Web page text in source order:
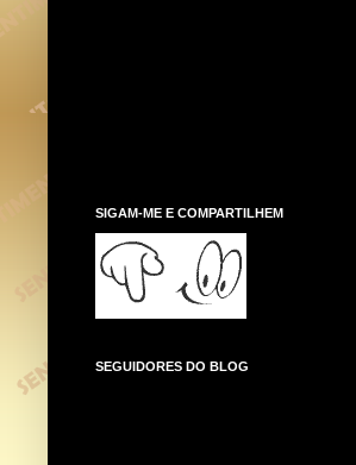
SIGAM-ME E COMPARTILHEM
SEGUIDORES DO BLOG